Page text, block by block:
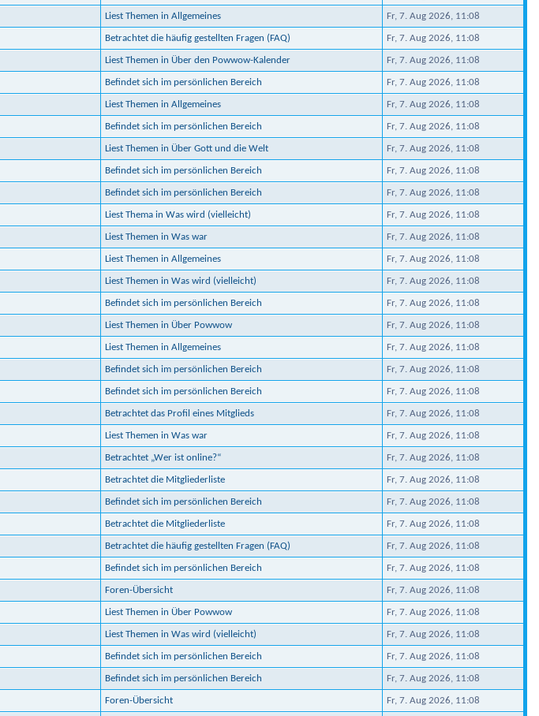
Liest Themen in Allgemeines Fr, 7. Aug 2026, 11:08
Betrachtet die häufig gestellten Fragen (FAQ) Fr, 7. Aug 2026, 11:08
Liest Themen in Über den Powwow-Kalender Fr, 7. Aug 2026, 11:08
Befindet sich im persönlichen Bereich Fr, 7. Aug 2026, 11:08
Liest Themen in Allgemeines Fr, 7. Aug 2026, 11:08
Befindet sich im persönlichen Bereich Fr, 7. Aug 2026, 11:08
Liest Themen in Über Gott und die Welt Fr, 7. Aug 2026, 11:08
Befindet sich im persönlichen Bereich Fr, 7. Aug 2026, 11:08
Befindet sich im persönlichen Bereich Fr, 7. Aug 2026, 11:08
Liest Thema in Was wird (vielleicht) Fr, 7. Aug 2026, 11:08
Liest Themen in Was war Fr, 7. Aug 2026, 11:08
Liest Themen in Allgemeines Fr, 7. Aug 2026, 11:08
Liest Themen in Was wird (vielleicht) Fr, 7. Aug 2026, 11:08
Befindet sich im persönlichen Bereich Fr, 7. Aug 2026, 11:08
Liest Themen in Über Powwow Fr, 7. Aug 2026, 11:08
Liest Themen in Allgemeines Fr, 7. Aug 2026, 11:08
Befindet sich im persönlichen Bereich Fr, 7. Aug 2026, 11:08
Befindet sich im persönlichen Bereich Fr, 7. Aug 2026, 11:08
Betrachtet das Profil eines Mitglieds Fr, 7. Aug 2026, 11:08
Liest Themen in Was war Fr, 7. Aug 2026, 11:08
Betrachtet „Wer ist online?“ Fr, 7. Aug 2026, 11:08
Betrachtet die Mitgliederliste Fr, 7. Aug 2026, 11:08
Befindet sich im persönlichen Bereich Fr, 7. Aug 2026, 11:08
Betrachtet die Mitgliederliste Fr, 7. Aug 2026, 11:08
Betrachtet die häufig gestellten Fragen (FAQ) Fr, 7. Aug 2026, 11:08
Befindet sich im persönlichen Bereich Fr, 7. Aug 2026, 11:08
Foren-Übersicht Fr, 7. Aug 2026, 11:08
Liest Themen in Über Powwow Fr, 7. Aug 2026, 11:08
Liest Themen in Was wird (vielleicht) Fr, 7. Aug 2026, 11:08
Befindet sich im persönlichen Bereich Fr, 7. Aug 2026, 11:08
Befindet sich im persönlichen Bereich Fr, 7. Aug 2026, 11:08
Foren-Übersicht Fr, 7. Aug 2026, 11:08